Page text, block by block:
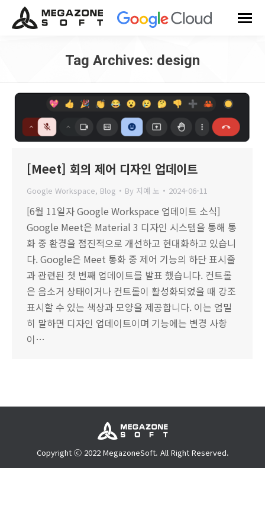
Tag Archives: design
[Meet] 회의 제어 디자인 업데이트
Google Workspace, Blog By 지예 노 2024-06-11
[6월 11일자 Google Workspace 업데이트 소식]
Google Meet은 Material 3 디자인 시스템을 통해 통
화 중 환경을 점진적으로 개선하고 현대화하고 있습니
다. Google은 Meet 통화 중 제어 기능의 하단 표시줄
과 관련된 첫 번째 업데이트를 발표 했습니다. 컨트롤
은 음소거 상태이거나 컨트롤이 활성화되었을 때 강조
표시할 수 있는 색상과 모양을 제공합니다. 이는 엄밀
히 말하면 디자인 업데이트이며 기능에는 변경 사항
이…
Copyright ⓒ 2022 MegazoneSoft. All Right Reserved.